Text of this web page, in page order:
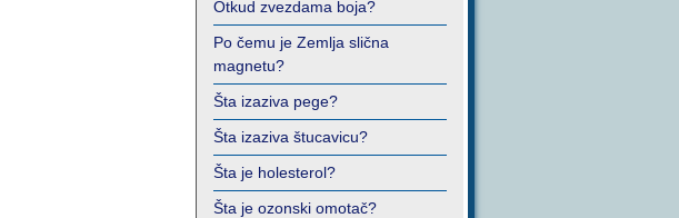
Otkud zvezdama boja?
Po čemu je Zemlja slična
magnetu?
Šta izaziva pege?
Šta izaziva štucavicu?
Šta je holesterol?
Šta je ozonski omotač?